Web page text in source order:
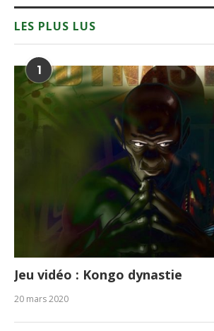
LES PLUS LUS
1
Jeu vidéo : Kongo dynastie
20 mars 2020